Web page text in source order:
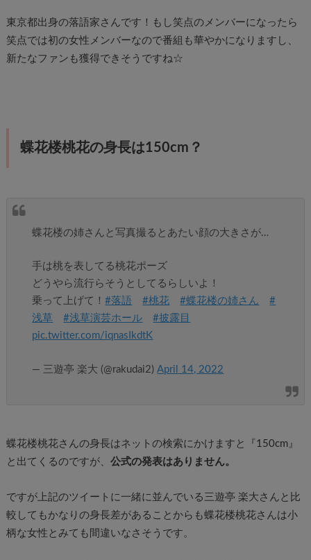
東京都出身の落語家さんです！もし笑点のメンバーになったら
笑点では初の女性メンバーなので番組も華やかになりますし、
新たなファンも獲得できそうですね☆
蝶花楼桃花の身長は150cm？
蝶花楼の姉さんと写真撮るとあたい顔の大きさが…
手は桃を表してる桃花ポーズ
どうやら流行らそうとしてるらしいよ！
乗って上げて！#落語 #桃花 #蝶花楼の姉さん
#
浅草
#浅草演芸ホール
#披露目
pic.twitter.com/iqnasIkdtK
— 三遊亭 楽大 (@rakudai2)April 14, 2022
蝶花楼桃花さんの身長はネットの検索にかけますと『150cm』
と出てくるのですが、 公式の発表はありません。
ですが上記のツイートに一緒に並んでいる三遊亭 楽大さんと比
較してもかなりの身長差があることからも蝶花楼桃花さんは小
柄な女性とみても間違いなさそうです。